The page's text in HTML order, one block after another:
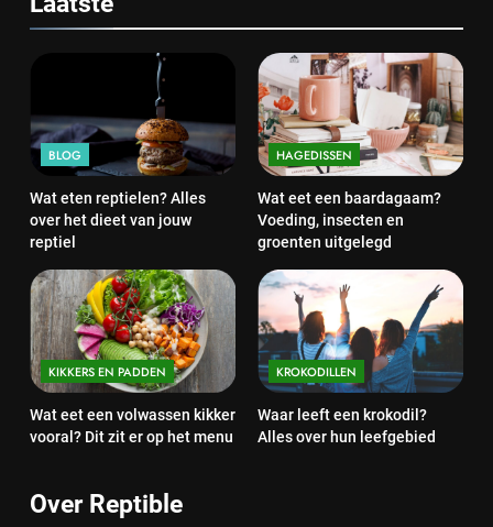
BLOG
Wat eten reptielen? Alles
over het dieet van jouw
reptiel
HAGEDISSEN
Wat eet een baardagaam?
Voeding, insecten en
groenten uitgelegd
KIKKERS EN PADDEN
Wat eet een volwassen kikker
vooral? Dit zit er op het menu
KROKODILLEN
Waar leeft een krokodil?
Alles over hun leefgebied
Over Reptible